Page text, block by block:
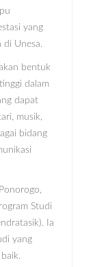
yang
di Unesa.
bentuk
dalam
dapat
musik,
bidang
Studi
Ia
yang